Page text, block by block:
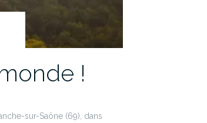
!
sur-Saône (69), dans